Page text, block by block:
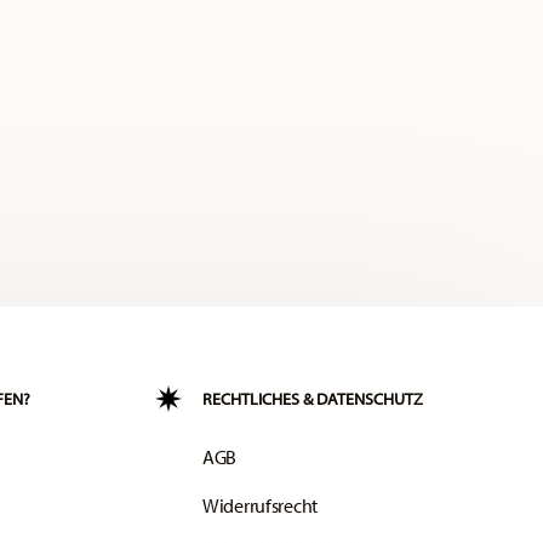
RECHTLICHES & DATENSCHUTZ
AGB
Widerrufsrecht